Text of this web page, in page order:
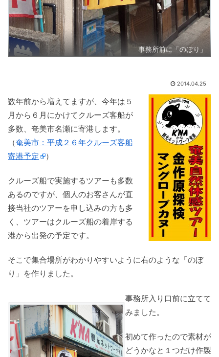
事務所前に「のぼり」
2014.04.25
数年前から増えてますが、今年は５
月から６月にかけてクルーズ客船が
多数、奄美市名瀬に寄港します。
（奄美市：平成２６年クルーズ客船
寄港予定
）
クルーズ船で実施するツアーも多数
あるのですが、個人のお客さんが直
接当社のツアーを申し込みの方も多
く、ツアーはクルーズ船の着岸する
港から出発の予定です。
そこで集合場所がわかりやすいように右のような「のぼ
り」を作りました。
事務所入り口前に立てて
みました。
初めて作ったので素材が
どうかなと１つだけ作製